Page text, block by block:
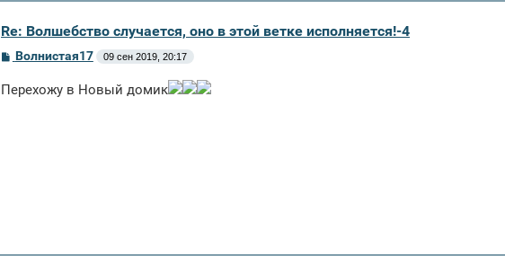
Re: Волшебство случается, оно в этой ветке исполняется!-4
С
б
Волнистая17 09 сен 2019, 20:17
Перехожу в Новый домик